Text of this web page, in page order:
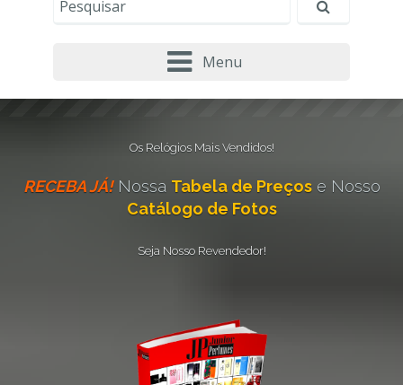
Menu
Os Relógios Mais Vendidos!
RECEBA JÁ!Nossa Tabela de Preçose Nosso
Catálogo de Fotos
Seja Nosso Revendedor!